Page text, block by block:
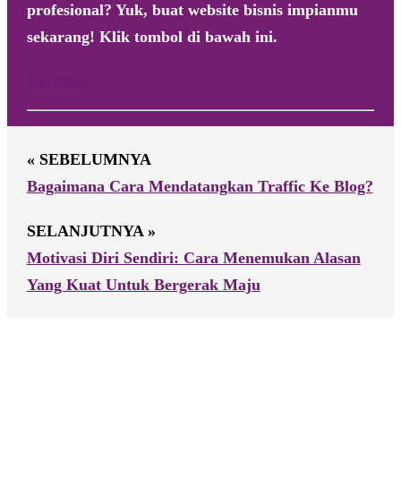
profesional? Yuk, buat website bisnis impianmu
sekarang! Klik tombol di bawah ini.
« SEBELUMNYA
Bagaimana Cara Mendatangkan Traffic Ke Blog?
SELANJUTNYA »
Motivasi Diri Sendiri: Cara Menemukan Alasan
Yang Kuat Untuk Bergerak Maju